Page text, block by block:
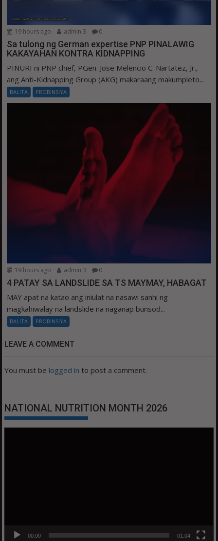
19 hours ago admin 3 0
Sa tulong ng German expertise PNP PINALAWIG
KAKAYAHAN KONTRA KIDNAPPING
PINURI ni PNP chief, PGen. Jose Melencio C. Nartatez, Jr.,
ang Anti-Kidnapping Group (AKG) makaraang makumpleto...
BALITA PROBINSIYA
19 hours ago admin 3 0
4 PATAY SA LANDSLIDE SA TS MAYMAY, HABAGAT
MAY apat na katao ang iniulat na nasawi sanhi ng
magkahiwalay na landslide na naganap bunsod...
BALITA PROBINSIYA
LEAVE A COMMENT
You must be logged in to post a comment.
NATIONAL NUTRITION MONTH 2026
00:00 01:04